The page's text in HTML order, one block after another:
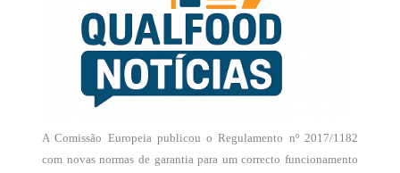
A Comissão Europeia publicou o Regulamento nº 2017/1182
com novas normas de garantia para um correcto funcionamento